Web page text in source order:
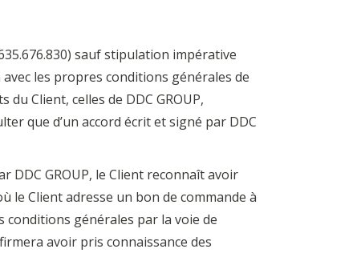
sauf stipulation impérative
les propres conditions générales de
Client, celles de DDC GROUP,
que d’un accord écrit et signé par DDC
DDC GROUP, le Client reconnaît avoir
le Client adresse un bon de commande à
conditions générales par la voie de
avoir pris connaissance des